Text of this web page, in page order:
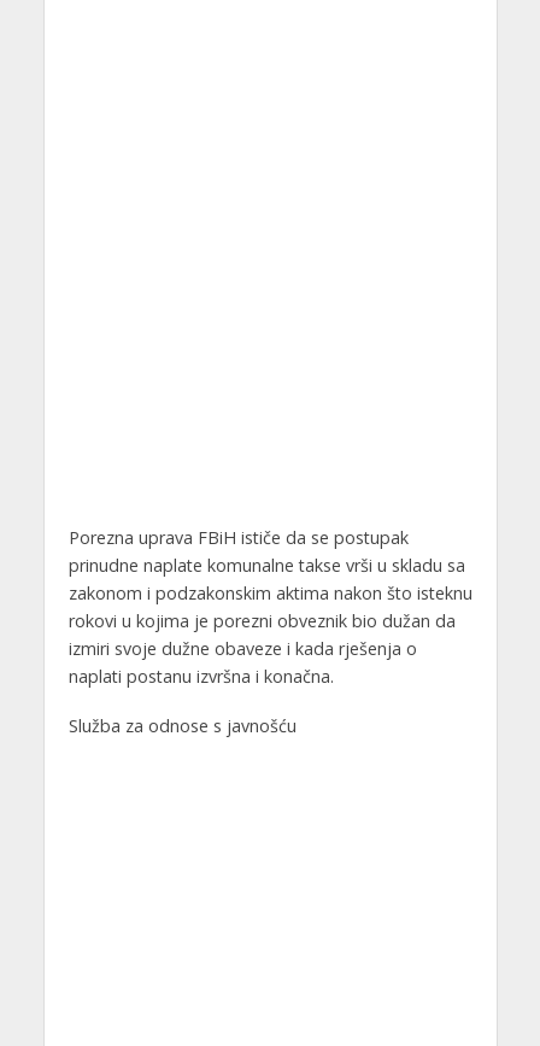
Porezna uprava FBiH ističe da se postupak
prinudne naplate komunalne takse vrši u skladu sa
zakonom i podzakonskim aktima nakon što isteknu
rokovi u kojima je porezni obveznik bio dužan da
izmiri svoje dužne obaveze i kada rješenja o
naplati postanu izvršna i konačna.
Služba za odnose s javnošću